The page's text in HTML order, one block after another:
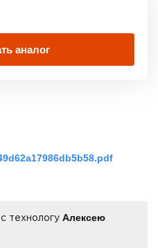
аналог
технологу Алексею